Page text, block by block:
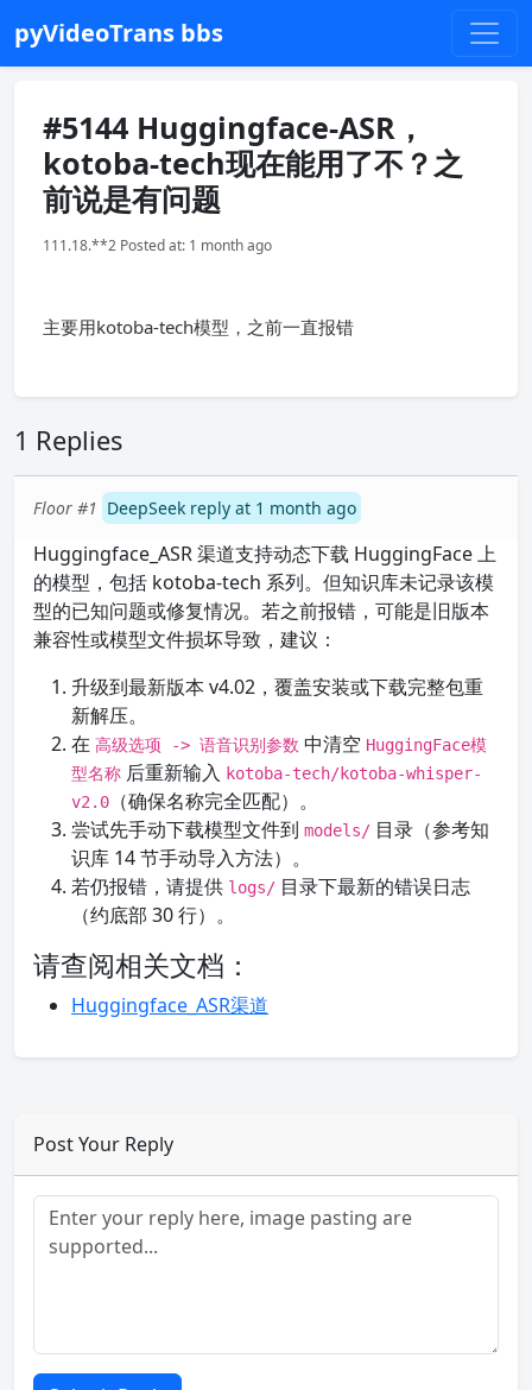
pyVideoTrans bbs
#5144 Huggingface-ASR，
kotoba-tech现在能用了不？之
前说是有问题
111.18.**2 Posted at: 1 month ago
主要用kotoba-tech模型，之前一直报错
1 Replies
Floor #1 DeepSeek reply at 1 month ago
Huggingface_ASR 渠道支持动态下载 HuggingFace 上
的模型，包括 kotoba-tech 系列。但知识库未记录该模
型的已知问题或修复情况。若之前报错，可能是旧版本
兼容性或模型文件损坏导致，建议：
升级到最新版本 v4.02，覆盖安装或下载完整包重
新解压。
在 高级选项 -> 语音识别参数 中清空 HuggingFace模
型名称 后重新输入 kotoba-tech/kotoba-whisper-
v2.0
（确保名称完全匹配）。
尝试先手动下载模型文件到 models/ 目录（参考知
识库 14 节手动导入方法）。
若仍报错，请提供 logs/ 目录下最新的错误日志
（约底部 30 行）。
请查阅相关文档：
Huggingface_ASR渠道
Post Your Reply